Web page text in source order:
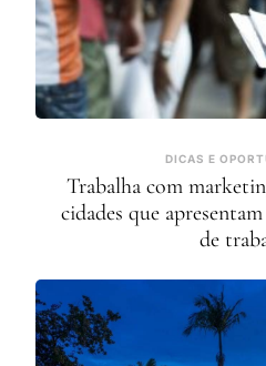
DICAS E
Trabalha com
cidades que
de